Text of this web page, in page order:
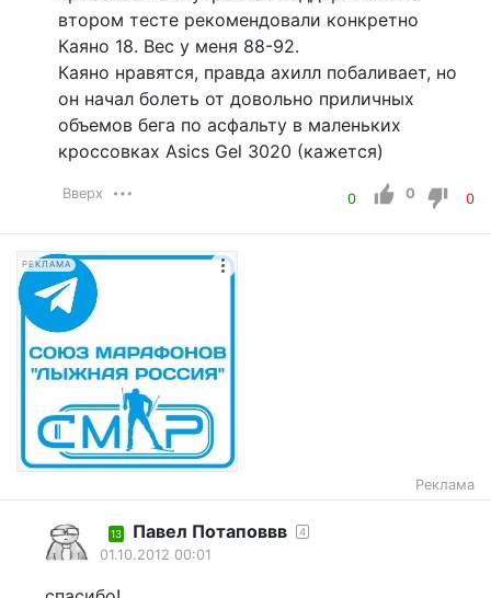
втором тесте рекомендовали конкретно
Каяно 18. Вес у меня 88-92.
Каяно нравятся, правда ахилл побаливает, но
он начал болеть от довольно приличных
объемов бега по асфальту в маленьких
кроссовках Asics Gel 3020 (кажется)
Вверх 0 0 0
РЕКЛАМА
Реклама
13 Павел Потаповвв 4
01.10.2012 00:01